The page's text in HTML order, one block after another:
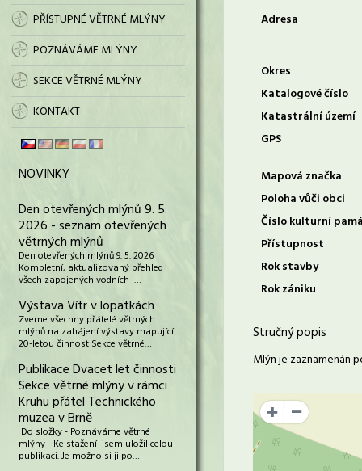
PŘÍSTUPNÉ VĚTRNÉ MLÝNY
POZNÁVÁME MLÝNY
SEKCE VĚTRNÉ MLÝNY
KONTAKT
NOVINKY
Den otevřených mlýnů 9. 5.
2026 - seznam otevřených
větrných mlýnů
Den otevřených mlýnů 9. 5. 2026
Kompletní, aktualizovaný přehled
všech zapojených vodních i…
Výstava Vítr v lopatkách
Zveme všechny přátelé větrných
mlýnů na zahájení výstavy mapující
20-letou činnost Sekce větrné…
Publikace Dvacet let činnosti
Sekce větrné mlýny v rámci
Kruhu přátel Technického
muzea v Brně
Do složky - Poznáváme větrné
mlýny - Ke stažení jsem uložil celou
publikaci. Je možno si ji po…
Adresa
Okres
Katalogové číslo
Katastrální území
GPS
Mapová značka
Poloha vůči obci
Číslo kulturní
Přístupnost
Rok stavby
Rok zániku
Stručný popis
Mlýn je zaznamenán
+